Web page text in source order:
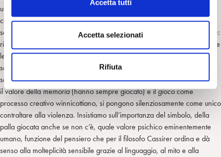
n
s
e
n
s
o
Accetta tutti
Accetta selezionati
Rifiuta
un’ipotetica isola di libertà. I soppressi non rispondono qui alla violenza
con violenza; non ne hanno i mezzi, la tradizione (il regista non si
scaglia, infatti, contro l’Islam moderato che governa la vita del villaggio):
rispondono con una dignità che è frutto della consapevolezza di radici e
legami condivisi e che trova la sua espressione e sintesi nella poetica
scena della partita dove è contenuto un duplice messaggio di possibile
salvezza. L’uso delsimbolo(il pallone che manca) al posto dell’oggetto,
il valore dellamemoria(hanno sempre giocato) e ilgiococome
processo creativo winnicottiano, si pongono silenziosamente come unico
contraltare alla violenza. Insistiamo sull’importanza del simbolo, della
palla giocata anche se non c’è, quale valore psichico eminentemente
umano, funzione del pensiero che per il filosofo Cassirer ordina e dà
senso alla molteplicità sensibile grazie al linguaggio, al mito e alla